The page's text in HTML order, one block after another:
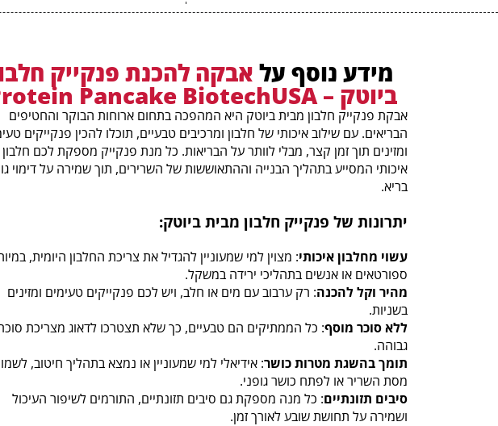
מידע נוסף על אבקה להכנת פנקייק
ביוטק – Protein Pancake BiotechUSA
אבקת פנקייק חלבון מבית ביוטק היא המהפכה בתחום ארוחות הבוקר והחטיפים
הבריאים. עם שילוב איכותי של חלבון ומרכיבים טבעיים, תוכלו להכין פנקייקים
ומזינים תוך זמן קצר, מבלי לוותר על הבריאות. כל מנת פנקייק מספקת לכם חלבון
איכותי המסייע בתהליך הבנייה וההתאוששות של השרירים, תוך שמירה על דימוי
בריא.
יתרונות של פנקייק חלבון מבית ביוטק:
עשוי מחלבון איכותי: מצוין למי שמעוניין להגדיל את צריכת החלבון היומית,
ספורטאים או אנשים בתהליכי ירידה במשקל.
מהיר וקל להכנה: רק ערבוב עם מים או חלב, ויש לכם פנקייקים טעימים ומזינים
בשניות.
ללא סוכר מוסף: כל הממתיקים הם טבעיים, כך שלא תצטרכו לדאוג מצריכת
גבוהה.
תומך בהשגת מטרות כושר: אידיאלי למי שמעוניין או נמצא בתהליך חיטוב,
מסת השריר או לפתח כושר גופני.
סיבים תזונתיים: כל מנה מספקת גם סיבים תזונתיים, התורמים לשיפור העיכול
ושמירה על תחושת שובע לאורך זמן.